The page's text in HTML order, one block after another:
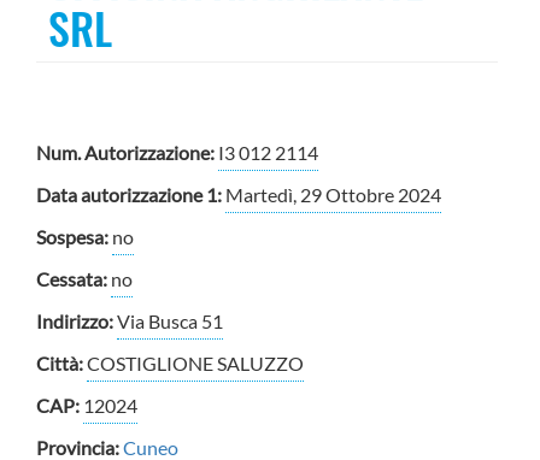
SRL
Num. Autorizzazione: I3 012 2114
Data autorizzazione 1: Martedì, 29 Ottobre 2024
Sospesa: no
Cessata: no
Indirizzo:Via Busca 51
Città:COSTIGLIONE SALUZZO
CAP: 12024
Provincia:Cuneo